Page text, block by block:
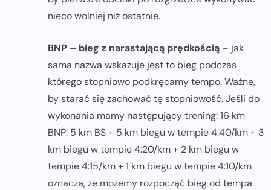
nieco wolniej niż ostatnie.
BNP – bieg z narastającą prędkością – jak
sama nazwa wskazuje jest to bieg podczas
którego stopniowo podkręcamy tempo. Ważne,
by starać się zachować tę stopniowość. Jeśli do
wykonania mamy następujący trening: 16 km
BNP: 5 km BS + 5 km biegu w tempie 4:40/km + 3
km biegu w tempie 4:20/km + 2 km biegu w
tempie 4:15/km + 1 km biegu w tempie 4:10/km
oznacza, że możemy rozpocząć bieg od tempa